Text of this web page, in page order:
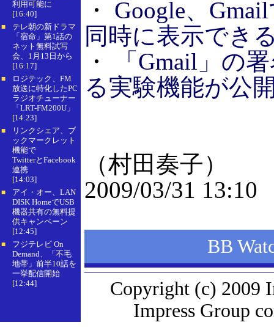
利用可能に
[16:40]
■
テレ朝の新ドラマ
「宿命」第1話の
ネット無料試写
会、1月13日から
[16:17]
■
ロジテック、FM
放送に特化したPC
ラジオチューナー
「LRT-FM200U」
[14:23]
■
リンクシェア、ブ
ックマークレット
機能で
TwitterとFacebook
連携
[14:03]
■
アイ・オー、LAN
DISK HomeでUSB
機器共有の無料提
供キャンペーン
[12:45]
■
フジテレビ On
Demand、「不毛
地帯」前半10話を
一挙配信開始
[12:44]
・ Google、
同時に表示でき
・
「Gmail」の
る実験機能が公
（村田奏子）
2009/03/31 13:10
BB
Copyright (c) 2009
Impress Group